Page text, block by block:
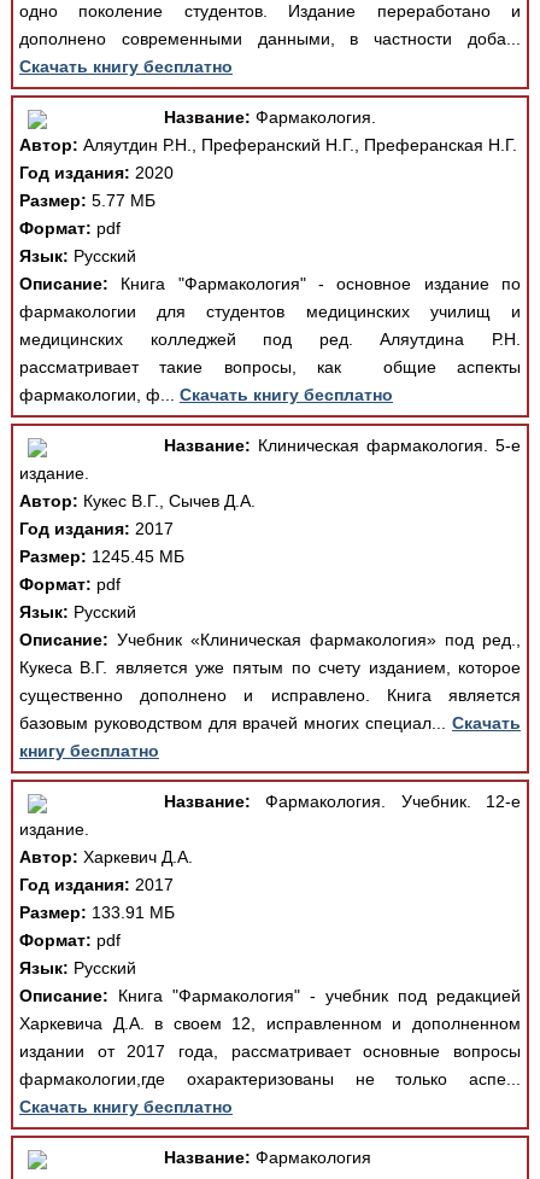
одно поколение студентов. Издание переработано и
дополнено современными данными, в частности доба...
Скачать книгу бесплатно
Название: Фармакология.
Автор: Аляутдин Р.Н., Преферанский Н.Г., Преферанская Н.Г.
Год издания: 2020
Размер: 5.77 МБ
Формат: pdf
Язык: Русский
Описание: Книга "Фармакология" - основное издание по
фармакологии для студентов медицинских училищ и
медицинских колледжей под ред. Аляутдина Р.Н.
рассматривает такие вопросы, как общие аспекты
фармакологии, ф... Скачать книгу бесплатно
Название: Клиническая фармакология. 5-е
издание.
Автор: Кукес В.Г., Сычев Д.А.
Год издания: 2017
Размер: 1245.45 МБ
Формат: pdf
Язык: Русский
Описание: Учебник «Клиническая фармакология» под ред.,
Кукеса В.Г. является уже пятым по счету изданием, которое
существенно дополнено и исправлено. Книга является
базовым руководством для врачей многих специал...Скачать
книгу бесплатно
Название: Фармакология. Учебник. 12-е
издание.
Автор: Харкевич Д.А.
Год издания: 2017
Размер: 133.91 МБ
Формат: pdf
Язык: Русский
Описание: Книга "Фармакология" - учебник под редакцией
Харкевича Д.А. в своем 12, исправленном и дополненном
издании от 2017 года, рассматривает основные вопросы
фармакологии,где охарактеризованы не только аспе...
Скачать книгу бесплатно
Название: Фармакология